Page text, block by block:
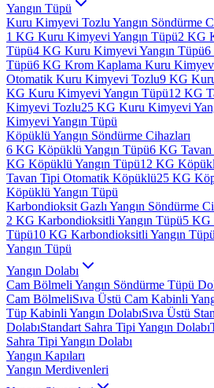
Yangın Tüpü
Kuru Kimyevi Tozlu Yangın Söndürme
1 KG Kuru Kimyevi Yangın Tüpü2 KG
Tüpü4 KG Kuru Kimyevi Yangın Tüpü6
Tüpü6 KG Krom Kaplama Kuru
Otomatik Kuru Kimyevi Tozlu9 KG
KG Kuru Kimyevi Yangın Tüpü12 KG
Kimyevi Tozlu25 KG Kuru Kimyevi
Kimyevi Yangın Tüpü
Köpüklü Yangın Söndürme Cihazları
6 KG Köpüklü Yangın Tüpü6 KG
KG Köpüklü Yangın Tüpü12 KG
Tavan Tipi Otomatik Köpüklü25 KG
Köpüklü Yangın Tüpü
Karbondioksit Gazlı Yangın Söndürme
2 KG Karbondioksitli Yangın Tüpü5 KG
Tüpü10 KG Karbondioksitli Yangın Tüpü
Yangın Tüpü
Yangın Dolabı
Cam Bölmeli Yangın Söndürme Tüpü
Cam BölmeliSıva Üstü Cam Kabinli
Tüp Kabinli Yangın DolabıSıva Üstü
DolabıStandart Sahra Tipi Yangın Dolabı
Sahra Tipi Yangın Dolabı
Yangın Kapıları
Yangın Merdivenleri